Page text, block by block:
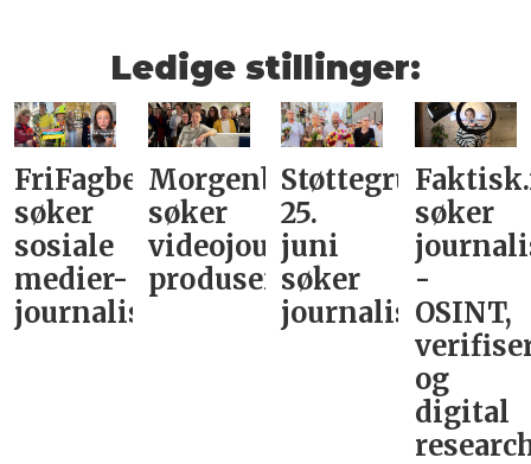
Ledige stillinger:
FriFagbevegelse
søker
sosiale
medier-
journalist
Morgenbladet
søker
videojournalist/podkast-
produsent
Støttegruppa
25.
juni
søker
journalist
søker
-
OSINT,
og
digital